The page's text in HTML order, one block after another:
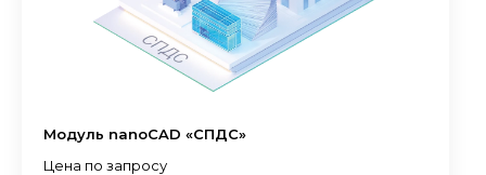
Модуль nanoCAD «СПДС»
Цена по запросу